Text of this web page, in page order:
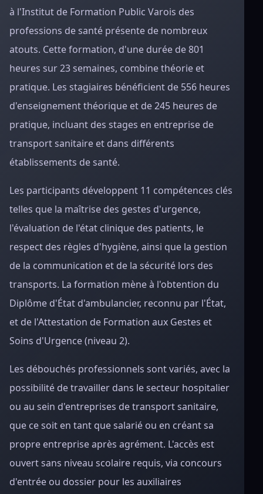
à l'Institut de Formation Public Varois des
professions de santé présente de nombreux
atouts. Cette formation, d'une durée de 801
heures sur 23 semaines, combine théorie et
pratique. Les stagiaires bénéficient de 556 heures
d'enseignement théorique et de 245 heures de
pratique, incluant des stages en entreprise de
transport sanitaire et dans différents
établissements de santé.
Les participants développent 11 compétences clés
telles que la maîtrise des gestes d'urgence,
l'évaluation de l'état clinique des patients, le
respect des règles d'hygiène, ainsi que la gestion
de la communication et de la sécurité lors des
transports. La formation mène à l'obtention du
Diplôme d'État d'ambulancier, reconnu par l'État,
et de l'Attestation de Formation aux Gestes et
Soins d'Urgence (niveau 2).
Les débouchés professionnels sont variés, avec la
possibilité de travailler dans le secteur hospitalier
ou au sein d'entreprises de transport sanitaire,
que ce soit en tant que salarié ou en créant sa
propre entreprise après agrément. L'accès est
ouvert sans niveau scolaire requis, via concours
d'entrée ou dossier pour les auxiliaires